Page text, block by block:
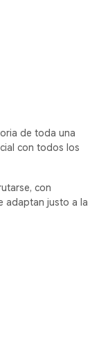
de toda una
con todos los
con
adaptan justo a la